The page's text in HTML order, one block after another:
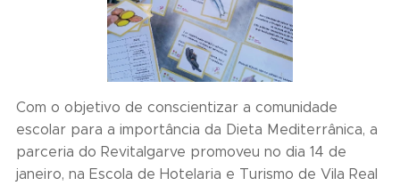
Com o objetivo de conscientizar a comunidade
escolar para a importância da Dieta Mediterrânica, a
parceria do Revitalgarve promoveu no dia 14 de
janeiro, na Escola de Hotelaria e Turismo de Vila Real